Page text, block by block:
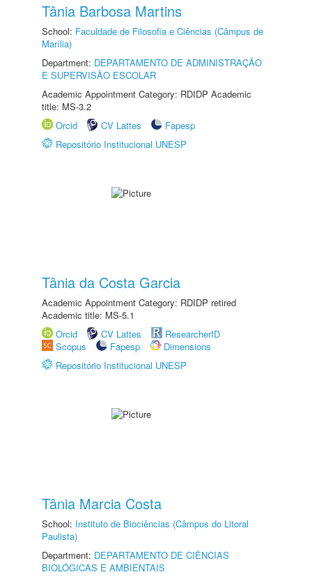
Tânia Barbosa Martins
School: Faculdade de Filosofia e Ciências (Câmpus de
Marília)
Department: DEPARTAMENTO DE ADMINISTRAÇÃO
E SUPERVISÃO ESCOLAR
Academic Appointment Category: RDIDP Academic
title: MS-3.2
Orcid
CV Lattes
Fapesp
Repositório Institucional UNESP
Tânia da Costa Garcia
Academic Appointment Category: RDIDP retired
Academic title: MS-5.1
Orcid
CV Lattes
ResearcherID
Scopus
Fapesp
Dimensions
Repositório Institucional UNESP
Tânia Marcia Costa
School: Instituto de Biociências (Câmpus do Litoral
Paulista)
Department: DEPARTAMENTO DE CIÊNCIAS
BIOLÓGICAS E AMBIENTAIS